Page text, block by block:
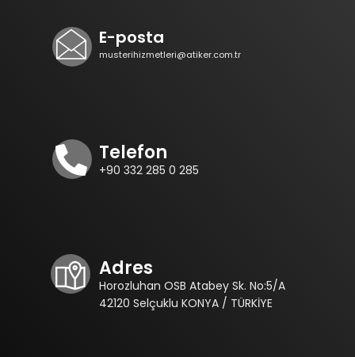
E-posta
musterihizmetleri@atiker.com.tr
Telefon
+90 332 285 0 285
Adres
Horozluhan OSB Atabey Sk. No:5/A
42120 Selçuklu KONYA / TÜRKİYE